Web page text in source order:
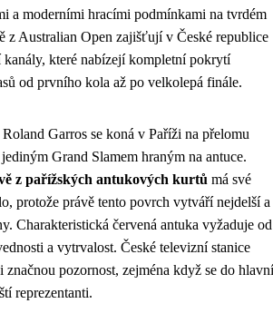
a moderními hracími podmínkami na tvrdém
z Australian Open zajišťují v České republice
kanály, které nabízejí kompletní pokrytí
od prvního kola až po velkolepá finále.
Garros se koná v Paříži na přelomu
Grand Slamem hraným na antuce.
z pařížských antukových kurtů má své
protože právě tento povrch vytváří nejdelší a
Charakteristická červená antuka vyžaduje od
a vytrvalost. České televizní stanice
pozornost, zejména když se do hlavní
reprezentanti.